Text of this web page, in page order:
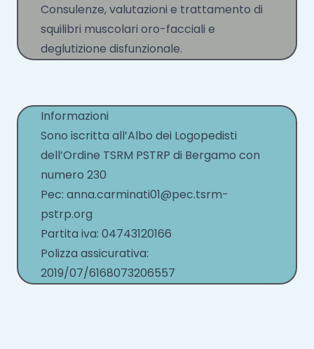
Consulenze, valutazioni e trattamento di
squilibri muscolari oro-facciali e
deglutizione disfunzionale.
Informazioni
Sono iscritta all’Albo dei Logopedisti
dell’Ordine TSRM PSTRP di Bergamo con
numero 230
Pec: anna.carminati01@pec.tsrm-
pstrp.org
Partita iva: 04743120166
Polizza assicurativa:
2019/07/6168073206557